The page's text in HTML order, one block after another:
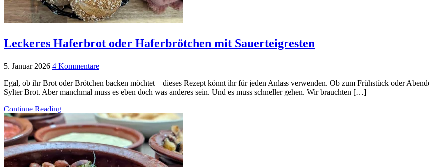
Leckeres Haferbrot oder Haferbrötchen mit Sauerteigresten
5. Januar 2026 4 Kommentare
Egal, ob ihr Brot oder Brötchen backen möchtet – dieses Rezept könnt ihr für jeden Anlass verwenden. Ob zum Frühstück oder
Sylter Brot. Aber manchmal muss es eben doch was anderes sein. Und es muss schneller gehen. Wir brauchten […]
Continue Reading